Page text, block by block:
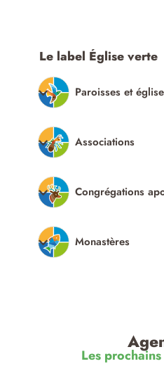
Le label Église verte
Paroisses et
Associations
Congrégations
Monastères
Les